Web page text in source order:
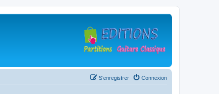
Connexion
S’enregistrer